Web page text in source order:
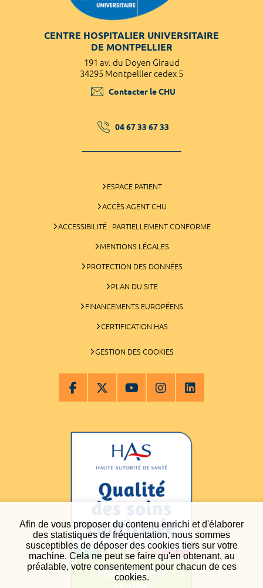
Afin de vous proposer du contenu enrichi et d'élaborer
des statistiques de fréquentation, nous sommes
susceptibles de déposer des cookies tiers sur votre
machine. Cela ne peut se faire qu'en obtenant, au
préalable, votre consentement pour chacun de ces
cookies.
CENTRE HOSPITALIER UNIVERSITAIRE
DE MONTPELLIER
191 av. du Doyen Giraud
34295 Montpellier cedex 5
Contacter le CHU
04 67 33 67 33
ESPACE PATIENT
ACCÈS AGENT CHU
ACCESSIBILITÉ : PARTIELLEMENT CONFORME
MENTIONS LÉGALES
PROTECTION DES DONNÉES
PLAN DU SITE
FINANCEMENTS EUROPÉENS
CERTIFICATION HAS
GESTION DES COOKIES